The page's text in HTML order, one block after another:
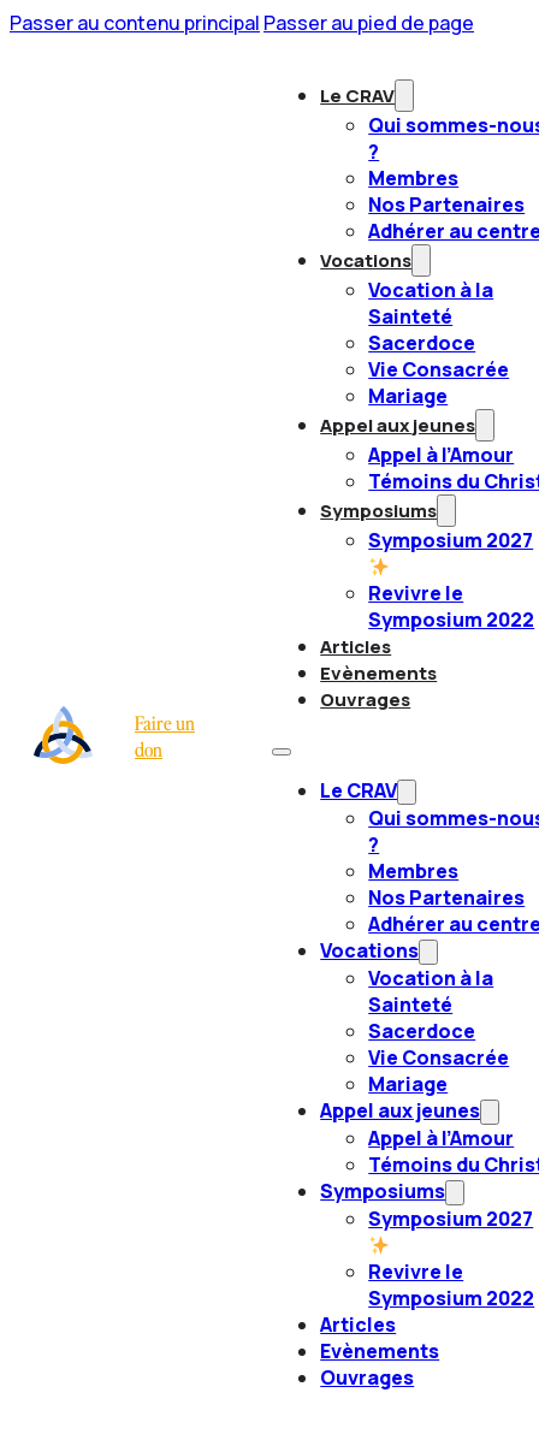
Passer au contenu principal Passer au pied de page
Faire un
don
Le CRAV
Qui sommes-
?
Membres
Nos Partenaires
Adhérer au
Vocations
Vocation à la
Sainteté
Sacerdoce
Vie Consacrée
Mariage
Appel aux jeunes
Appel à l’Amour
Témoins du
Symposiums
Symposium 2027
Revivre le
Symposium 2022
Articles
Evènements
Ouvrages
Le CRAV
Qui sommes-
?
Membres
Nos Partenaires
Adhérer au
Vocations
Vocation à la
Sainteté
Sacerdoce
Vie Consacrée
Mariage
Appel aux jeunes
Appel à l’Amour
Témoins du
Symposiums
Symposium 2027
Revivre le
Symposium 2022
Articles
Evènements
Ouvrages